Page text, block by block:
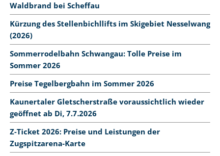
Waldbrand bei Scheffau
Kürzung des Stellenbichllifts im Skigebiet Nesselwang
(2026)
Sommerrodelbahn Schwangau: Tolle Preise im
Sommer 2026
Preise Tegelbergbahn im Sommer 2026
Kaunertaler Gletscherstraße voraussichtlich wieder
geöffnet ab Di, 7.7.2026
Z-Ticket 2026: Preise und Leistungen der
Zugspitzarena-Karte